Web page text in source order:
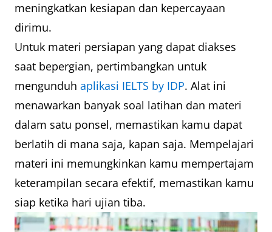
meningkatkan kesiapan dan kepercayaan
dirimu.
Untuk materi persiapan yang dapat diakses
saat bepergian, pertimbangkan untuk
mengunduh aplikasi IELTS by IDP. Alat ini
menawarkan banyak soal latihan dan materi
dalam satu ponsel, memastikan kamu dapat
berlatih di mana saja, kapan saja. Mempelajari
materi ini memungkinkan kamu mempertajam
keterampilan secara efektif, memastikan kamu
siap ketika hari ujian tiba.